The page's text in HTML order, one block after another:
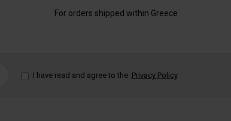
For orders shipped within Greece
I have read and agree to the Privacy Policy